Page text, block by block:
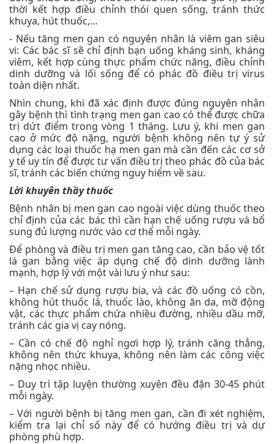
thời kết hợp điều chỉnh thói quen sống, tránh thức
khuya, hút thuốc,…
- Nếu tăng men gan có nguyên nhân là viêm gan siêu
vi: Các bác sĩ sẽ chỉ định bạn uống kháng sinh, kháng
viêm, kết hợp cùng thực phẩm chức năng, điều chỉnh
dinh dưỡng và lối sống để có phác đồ điều trị virus
toàn diện nhất.
Nhìn chung, khi đã xác định được đúng nguyên nhân
gây bệnh thì tình trạng men gan cao có thể được chữa
trị dứt điểm trong vòng 1 tháng. Lưu ý, khi men gan
cao ở mức độ nặng, người bệnh không nên tự ý sử
dụng các loại thuốc hạ men gan mà cần đến các cơ sở
y tế uy tín để được tư vấn điều trị theo phác đồ của bác
sĩ, tránh các biến chứng nguy hiểm về sau.
Lời khuyên thầy thuốc
Bệnh nhân bị men gan cao ngoài việc dùng thuốc theo
chỉ định của các bác thì cần hạn chế uống rượu và bổ
sung đủ lượng nước vào cơ thể mỗi ngày.
Để phòng và điều trị men gan tăng cao, cần bảo vệ tốt
lá gan bằng việc áp dụng chế độ dinh dưỡng lành
mạnh, hợp lý với một vài lưu ý như sau:
– Hạn chế sử dụng rượu bia, và các đồ uống có cồn,
không hút thuốc lá, thuốc lào, không ăn da, mỡ động
vật, các thực phẩm chứa nhiều đường, nhiều dầu mỡ,
tránh các gia vị cay nóng.
– Cần có chế độ nghỉ ngơi hợp lý, tránh căng thẳng,
không nên thức khuya, không nên làm các công việc
nặng nhọc nhiều.
– Duy trì tập luyện thường xuyên đều đặn 30-45 phút
mỗi ngày.
– Với người bệnh bị tăng men gan, cần đi xét nghiệm,
kiểm tra lại chỉ số này để có hướng điều trị và dự
phòng phù hợp.